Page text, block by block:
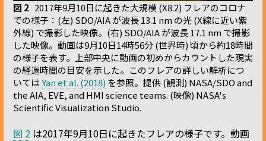
図 2 2017年9月10日に起きた大規模 (X8.2) フレアのコロナ
での様子：(左) SDO/AIA が波長 13.1 nm の光 (X線に近い紫
外線) で撮影した映像。(右) SDO/AIA が波長 17.1 nm で撮影
した映像。動画は9月10日14時56分 (世界時) 頃から約18時間
の様子を表す。上部中央に動画の初めからカウントした現実
の経過時間の目安を示した。このフレアの詳しい解析につ
いてはYan et al. (2018) を参照。提供 (観測) NASA/SDO and
the AIA, EVE, and HMI science teams. (映像) NASA's
Scientific Visualization Studio.
図 2 は2017年9月10日に起きたフレアの様子です。動画